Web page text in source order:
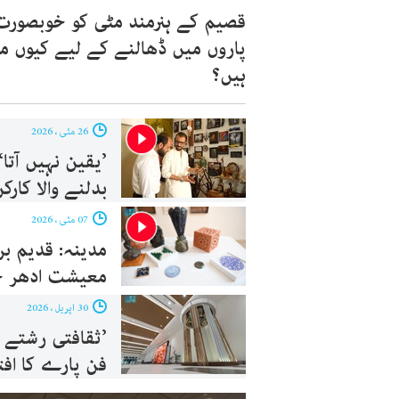
قصیم کے ہنرمند مٹی کو
پاروں میں ڈھالنے کے لیے کیوں
ہیں؟
’یقین نہیں
بدلنے والا
مدینہ: قدیم
معیشت ادھر
’ثقافتی
فن پارے کا